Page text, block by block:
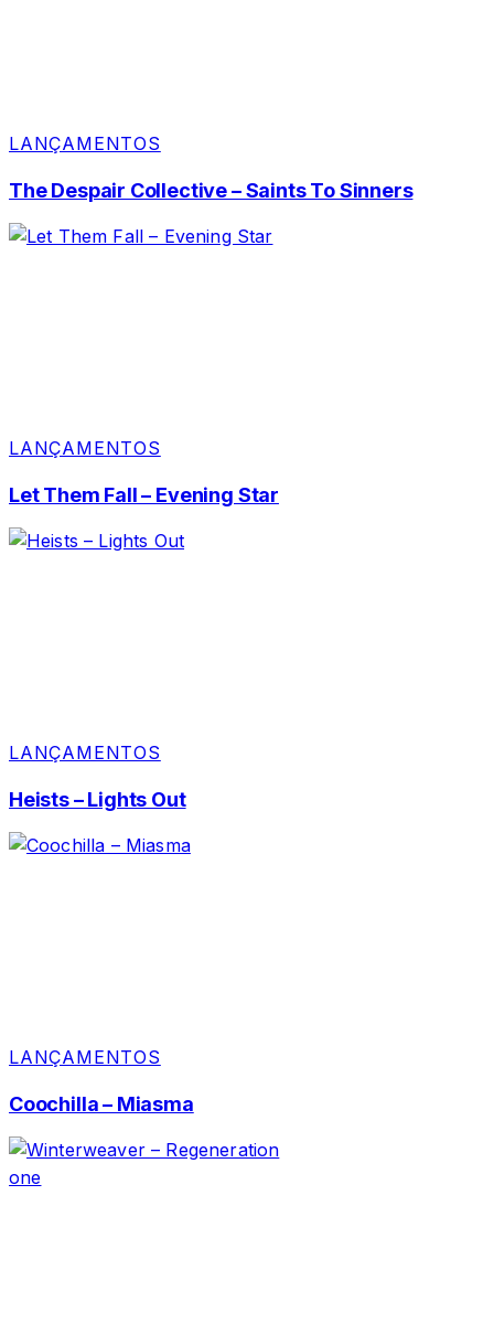
LANÇAMENTOS
The Despair Collective – Saints To Sinners
LANÇAMENTOS
Let Them Fall – Evening Star
LANÇAMENTOS
Heists – Lights Out
LANÇAMENTOS
Coochilla – Miasma